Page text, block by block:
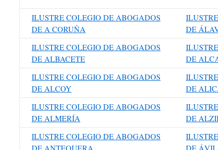
ILUSTRE COLEGIO DE ABOGADOS
DE A CORUÑA
DE
ILUSTRE COLEGIO DE ABOGADOS
DE ALBACETE
DE
ILUSTRE COLEGIO DE ABOGADOS
DE ALCOY
DE
ILUSTRE COLEGIO DE ABOGADOS
DE ALMERÍA
DE
ILUSTRE COLEGIO DE ABOGADOS
DE ANTEQUERA
DE